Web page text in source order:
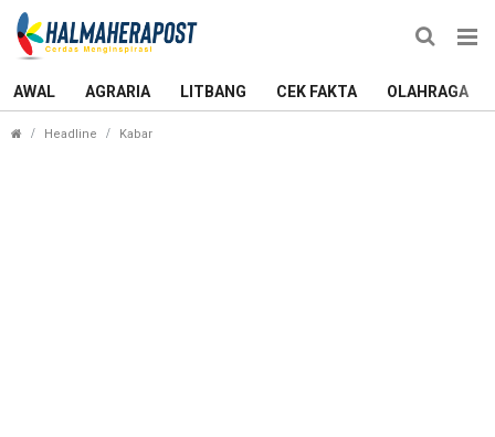
AWAL AGRARIA LITBANG CEK FAKTA OLAHRAGA
Headline Kabar